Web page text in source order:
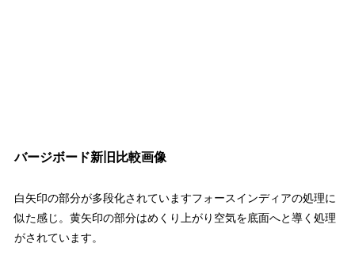
バージボード新旧比較画像
白矢印の部分が多段化されていますフォースインディアの処理に
似た感じ。黄矢印の部分はめくり上がり空気を底面へと導く処理
がされています。